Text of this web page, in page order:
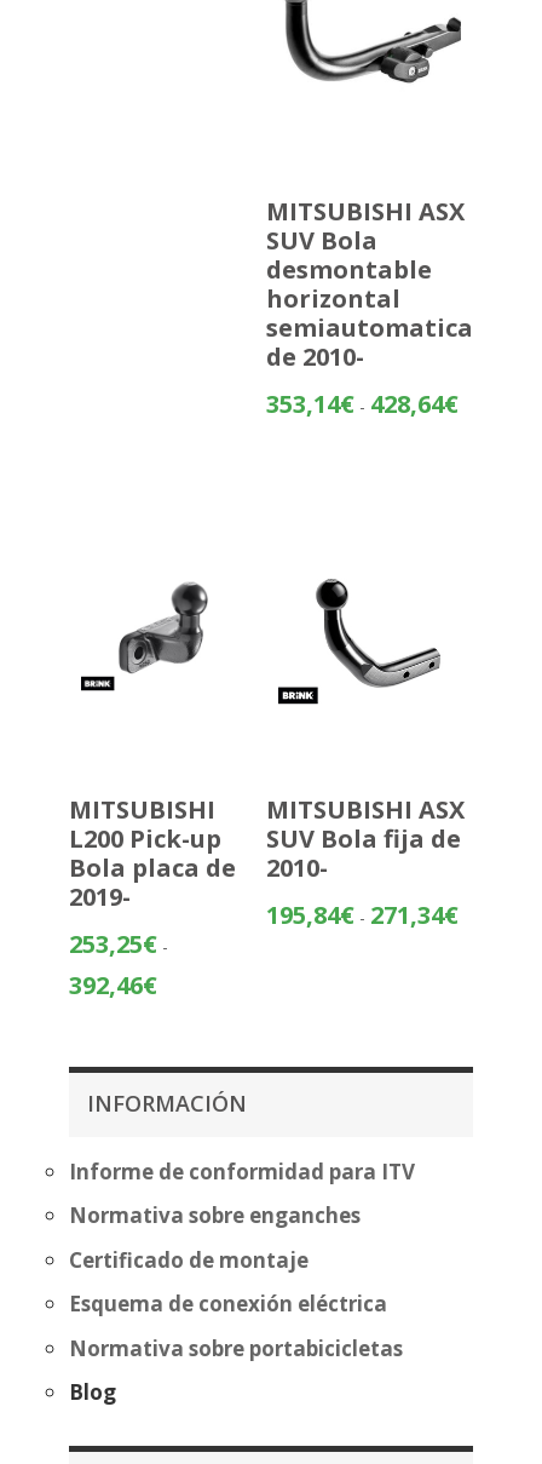
MITSUBISHI ASX
SUV Bola
desmontable
horizontal
semiautomatica
de 2010-
353,14€ - 428,64€Rango
MITSUBISHI
L200 Pick-up
Bola placa de
2019-
253,25€ -
392,46€Rango
desde
hasta
MITSUBISHI ASX
SUV Bola fija de
2010-
195,84€ - 271,34€Rango
271,34€
INFORMACIÓN
Informe de conformidad para ITV
Normativa sobre enganches
Certificado de montaje
Esquema de conexión eléctrica
Normativa sobre portabicicletas
Blog